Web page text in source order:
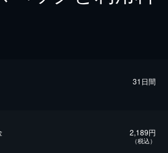
31日間
2,189円
（税込）